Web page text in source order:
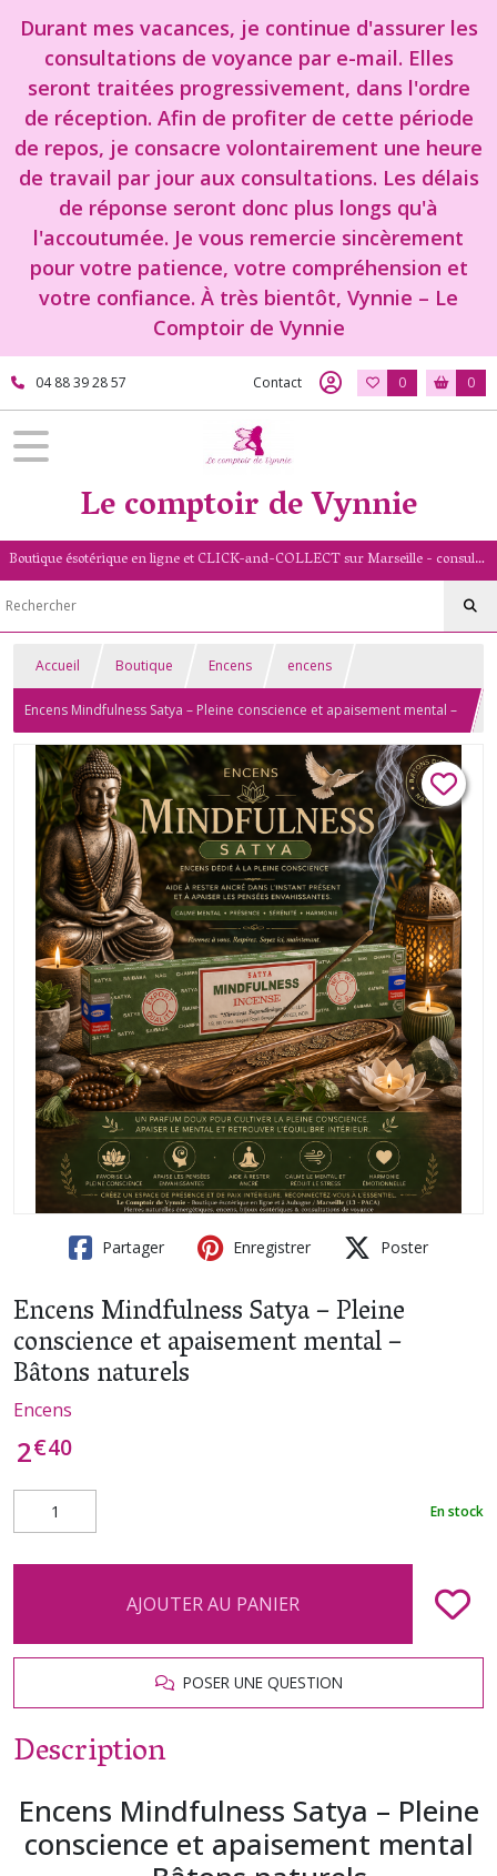
Durant mes vacances, je continue d'assurer les
consultations de voyance par e-mail. Elles
seront traitées progressivement, dans l'ordre
de réception. Afin de profiter de cette période
de repos, je consacre volontairement une heure
de travail par jour aux consultations. Les délais
de réponse seront donc plus longs qu'à
l'accoutumée. Je vous remercie sincèrement
pour votre patience, votre compréhension et
votre confiance. À très bientôt, Vynnie – Le
Comptoir de Vynnie
04 88 39 28 57 Contact 0 0
Le comptoir de Vynnie
Boutique ésotérique en ligne et CLICK-and-COLLECT sur Marseille - consultation de voyance par mail - livret numérologique (13/PACA)
Accueil Boutique Encens encens
Encens Mindfulness Satya – Pleine conscience et apaisement mental –
Bâtons naturels
Partager Enregistrer Poster
Encens Mindfulness Satya – Pleine
conscience et apaisement mental –
Bâtons naturels
Encens
2€40
En stock
AJOUTER AU PANIER
POSER UNE QUESTION
Description
Encens Mindfulness Satya – Pleine
conscience et apaisement mental